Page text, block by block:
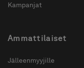
Kampanjat
Ammattilaiset
Jälleenmyyjille